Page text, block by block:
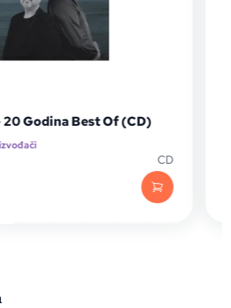
Godina Best Of (CD)
CD